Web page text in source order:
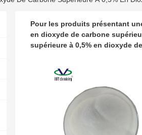
Pour les produits présentant
en dioxyde de carbone
supérieure à 0,5% en dioxyde